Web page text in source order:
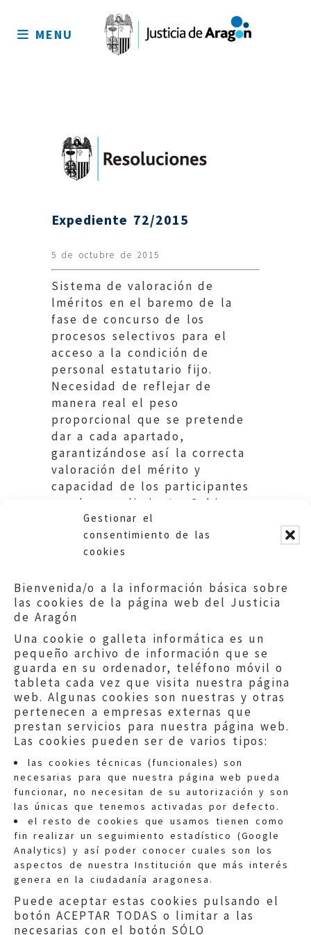
Gestionar el
consentimiento de las
cookies
Bienvenida/o a la información básica sobre
las cookies de la página web del Justicia
de Aragón
Una cookie o galleta informática es un
pequeño archivo de información que se
guarda en su ordenador, teléfono móvil o
tableta cada vez que visita nuestra página
web. Algunas cookies son nuestras y otras
pertenecen a empresas externas que
prestan servicios para nuestra página web.
Las cookies pueden ser de varios tipos:
las cookies técnicas (funcionales) son
necesarias para que nuestra página web pueda
funcionar, no necesitan de su autorización y son
las únicas que tenemos activadas por defecto.
el resto de cookies que usamos tienen como
fin realizar un seguimiento estadístico (Google
Analytics) y así poder conocer cuales son los
aspectos de nuestra Institución que más interés
genera en la ciudadanía aragonesa.
Puede aceptar estas cookies pulsando el
botón ACEPTAR TODAS o limitar a las
necesarias con el botón SÓLO
sitio
MENU
Expediente 72/2015
5 de octubre de 2015
Sistema de valoración de
lméritos en el baremo de la
fase de concurso de los
procesos selectivos para el
acceso a la condición de
personal estatutario fijo.
Necesidad de reflejar de
manera real el peso
proporcional que se pretende
dar a cada apartado,
garantizándose así la correcta
valoración del mérito y
capacidad de los participantes
en el procedimiento. Gobierno
de Aragón.
Quejas:quejas@eljusticiadearagon.es
Información general:
informacion@eljusticiadearagon.es
Teléfonos:900 210 210/